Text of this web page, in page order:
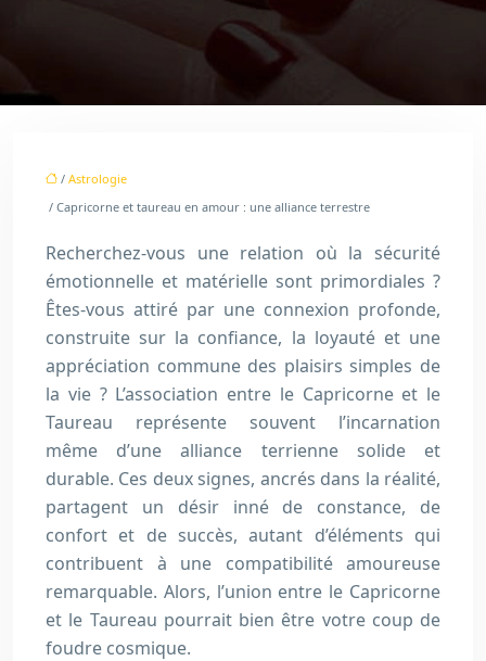
/ Astrologie
/ Capricorne et taureau en amour : une alliance terrestre
Recherchez-vous une relation où la sécurité
émotionnelle et matérielle sont primordiales ?
Êtes-vous attiré par une connexion profonde,
construite sur la confiance, la loyauté et une
appréciation commune des plaisirs simples de
la vie ? L’association entre le Capricorne et le
Taureau représente souvent l’incarnation
même d’une alliance terrienne solide et
durable. Ces deux signes, ancrés dans la réalité,
partagent un désir inné de constance, de
confort et de succès, autant d’éléments qui
contribuent à une compatibilité amoureuse
remarquable. Alors, l’union entre le Capricorne
et le Taureau pourrait bien être votre coup de
foudre cosmique.